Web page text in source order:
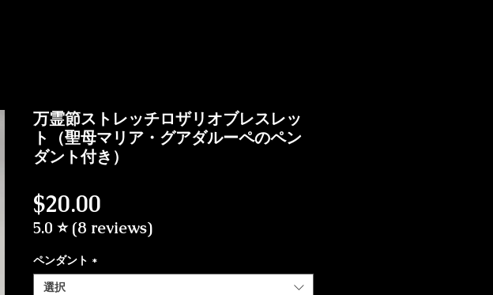
万霊節ストレッチロザリオブレスレッ
ト（聖母マリア・グアダルーペのペン
ダント付き）
$20.00
5.0 ⭐ (8 reviews)
ペンダント *
選択